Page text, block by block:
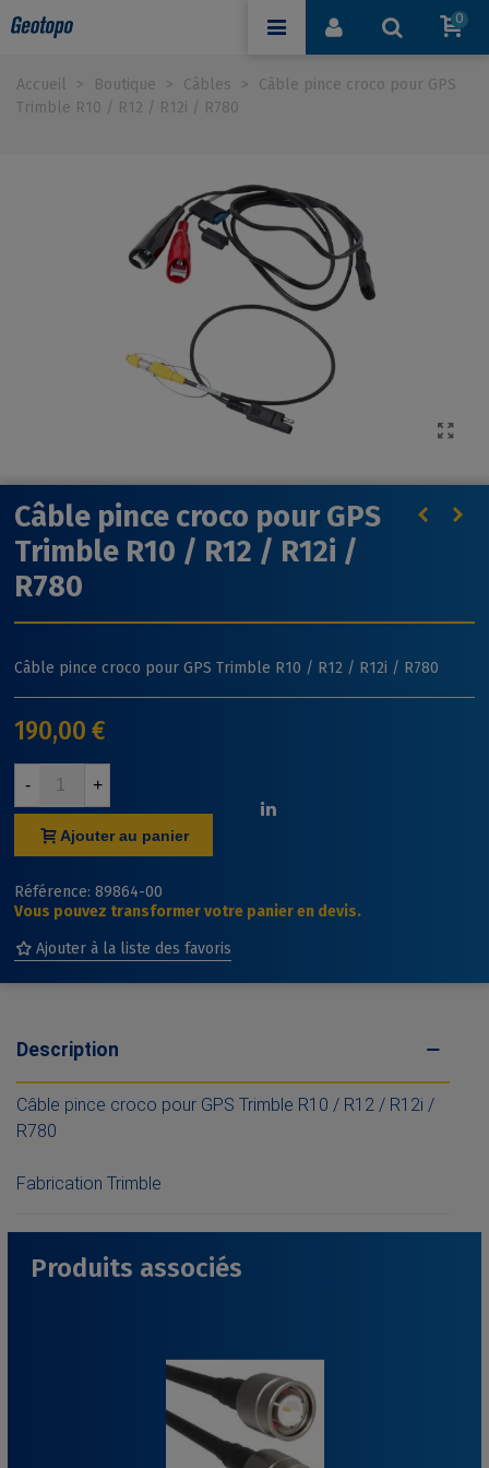
0
Accueil > Boutique > Câbles >
Câble pince croco pour GPS
Trimble R10 / R12 / R12i / R780
Câble pince croco pour GPS
Trimble R10 / R12 / R12i /
R780
Câble pince croco pour GPS Trimble R10 / R12 / R12i / R780
190,00 €
- +
Ajouter au panier
Référence: 89864-00
Vous pouvez transformer votre panier en devis.
Ajouter à la liste des favoris
Description
Câble pince croco pour GPS Trimble R10 / R12 / R12i /
R780
Fabrication Trimble
Produits associés